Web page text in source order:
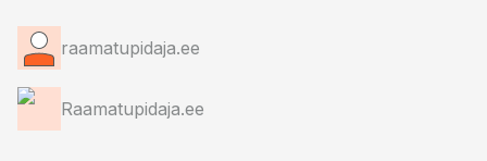
raamatupidaja.ee
Raamatupidaja.ee